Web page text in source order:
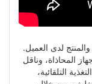
المحاذاة، وناقل
التلقائية،